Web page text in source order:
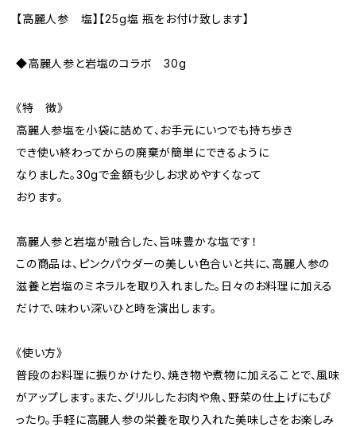
【高麗人参 塩】【25g塩 瓶をお付け致します】
◆高麗人参と岩塩のコラボ 30g
《特 徴》
高麗人参塩を小袋に詰めて、お手元にいつでも持ち歩き
でき使い終わってからの廃棄が簡単にできるように
なりました。30gで金額も少しお求めやすくなって
おります。
高麗人参と岩塩が融合した、旨味豊かな塩です！
この商品は、ピンクパウダーの美しい色合いと共に、高麗人参の
滋養と岩塩のミネラルを取り入れました。日々のお料理に加える
だけで、味わい深いひと時を演出します。
《使い方》
普段のお料理に振りかけたり、焼き物や煮物に加えることで、風味
がアップします。また、グリルしたお肉や魚、野菜の仕上げにもぴ
ったり。手軽に高麗人参の栄養を取り入れた美味しさをお楽しみ